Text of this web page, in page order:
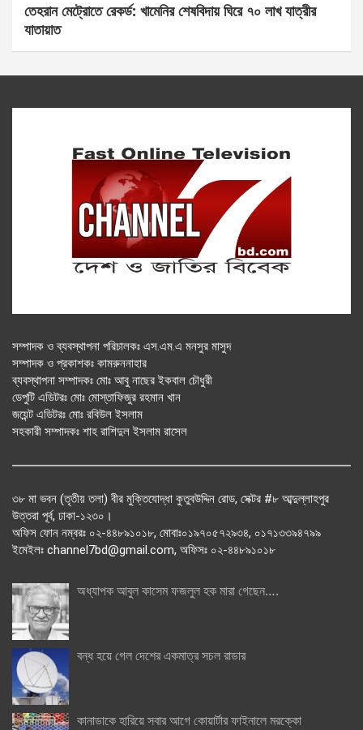
তেহরান মেট্রোতে রেকর্ড: খামেনির শেষবিদায় ঘিরে ৭০ লাখ যাত্রীর
যাতায়াত
সম্পাদক ও ব্যবস্থাপনা পরিচালকঃ এস.এম.এ মনসুর মাসুদ
সম্পাদক ও প্রকাশকঃ কামরুননাহার
ব্যবস্থাপনা সম্পাদকঃ মোঃ আবু নাছের ইকবাল চৌধুরী
ডেপুটি এডিটরঃ মোঃ মোস্তাফিজুর রহমান খান
জয়েন্ট এডিটরঃ মোঃ রবিউল ইসলাম
সহকারী সম্পাদকঃ শাহ রাশিদুল ইসলাম রাসেল
৩৮ মা ভবন (তৃতীয় তলা) বীর মুক্তিযোদ্ধা কুতুবউদ্দিন রোড, সেক্টর #৮ আব্দুল্লাহপুর
উত্তরা পূর্ব, ঢাকা-১২৩০।
অফিস ফোন নম্বরঃ ০২-৪৪৮৯১০১৮, মোবাঃ০১৯৭০৫৭২৯৩৪, ০১৭১৩৩৯৪৭৯৯
ইমেইলঃ channel7bd@gmail.com, অফিসঃ ০২-৪৪৮৯১০১৮
অধ্যাপক আবুল কাসেম ফজলুল হক মারা গেছেন….
বন্ধ হয়ে গেল দেশের একমাত্র সচল রাডার
কানাডাকে হারিয়ে সবার আগে কোয়ার্টার ফাইনালে মরক্কো